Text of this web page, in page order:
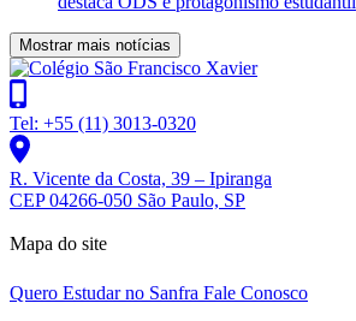
Mostrar mais notícias
Tel: +55 (11) 3013-0320
R. Vicente da Costa, 39 – Ipiranga
CEP 04266-050 São Paulo, SP
Mapa do site
Quero Estudar no Sanfra Fale Conosco